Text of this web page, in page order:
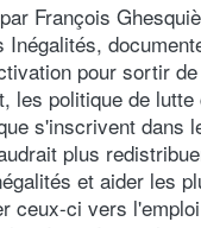
François
pour sortir
les politique de
s'inscrivent dans
plus
et aider les
ceux-ci vers